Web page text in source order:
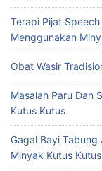
Terapi Pijat
Menggunakan
Obat Wasir
Masalah Paru Dan
Kutus Kutus
Gagal Bayi Tabung
Minyak Kutus Kutus